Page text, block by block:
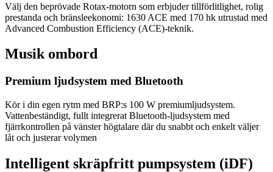
Välj den beprövade Rotax-motorn som erbjuder tillförlitlighet, rolig
prestanda och bränsleekonomi: 1630 ACE med 170 hk utrustad med
Advanced Combustion Efficiency (ACE)-teknik.
Musik ombord
Premium ljudsystem med Bluetooth
Kör i din egen rytm med BRP:s 100 W premiumljudsystem.
Vattenbeständigt, fullt integrerat Bluetooth-ljudsystem med
fjärrkontrollen på vänster högtalare där du snabbt och enkelt väljer
låt och justerar volymen
Intelligent skräpfritt pumpsystem (iDF)